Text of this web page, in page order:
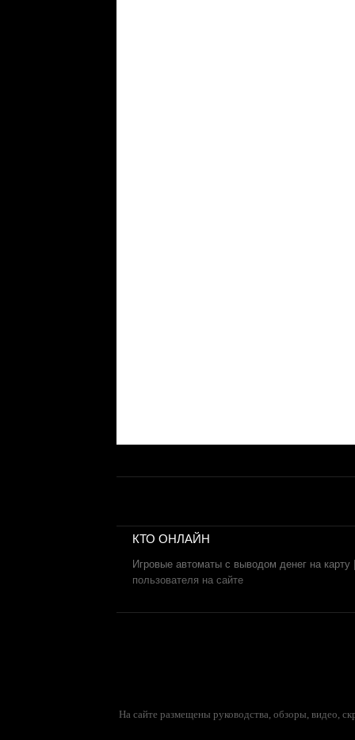
КТО ОНЛАЙН
Игровые автоматы с выводом денег на карту
пользователя на сайте
На сайте размещены руководства, обзоры, видео,